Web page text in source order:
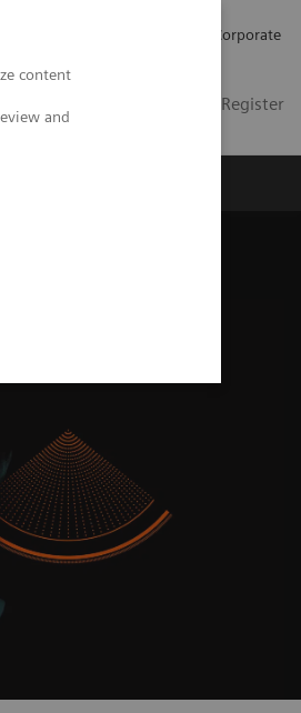
content
and
Corporate
Login / Register